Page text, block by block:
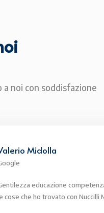
a noi con soddisfazione
Midolla
educazione
cose che ho trovato con Nuccilli